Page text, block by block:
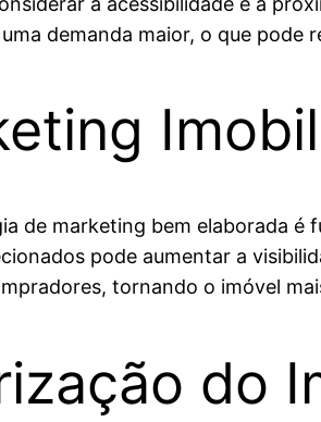
demanda maior, o que pode
de marketing bem elaborada é
pode aumentar a
tornando o imóvel
do